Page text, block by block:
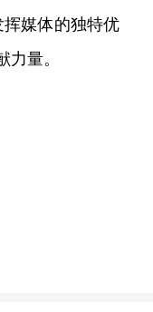
媒体的独特优
量。